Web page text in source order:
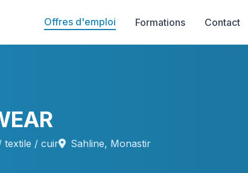
Offres d'emploi Formations Contact
textile / cuir Sahline, Monastir